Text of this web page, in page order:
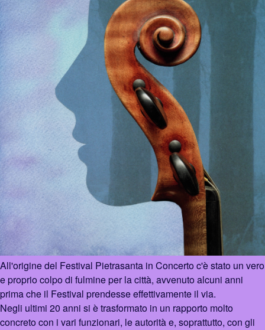
All'origine del Festival Pietrasanta in Concerto c'è stato un vero
e proprio colpo di fulmine per la città, avvenuto alcuni anni
prima che il Festival prendesse effettivamente il via.
Negli ultimi 20 anni si è trasformato in un rapporto molto
concreto con i vari funzionari, le autorità e, soprattutto, con gli